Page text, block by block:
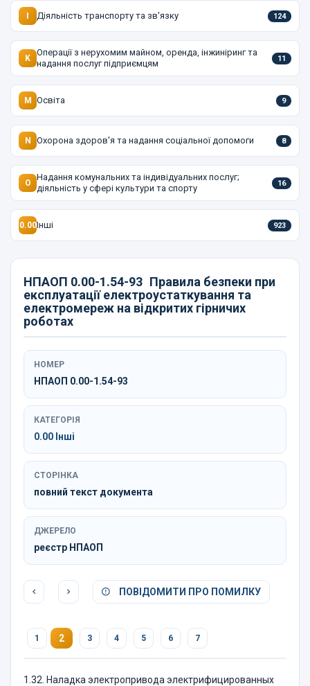
I Діяльність транспорту та зв'язку 124
K
Операції з нерухомим майном, оренда, інжиніринг та
надання послуг підприємцям
11
M Освіта 9
N Охорона здоров'я та надання соціальної допомоги 8
O
Надання комунальних та індивідуальних послуг;
діяльність у сфері культури та спорту
16
0.00Інші 923
НПАОП 0.00-1.54-93 Правила безпеки при
експлуатації електроустаткування та
електромереж на відкритих гірничих
роботах
НОМЕР
НПАОП 0.00-1.54-93
КАТЕГОРІЯ
0.00 Інші
СТОРІНКА
повний текст документа
ДЖЕРЕЛО
реєстр НПАОП
ПОВІДОМИТИ ПРО ПОМИЛКУ
1 2 3 4 5 6 7
1.32. Наладка электропривода электрифицированных